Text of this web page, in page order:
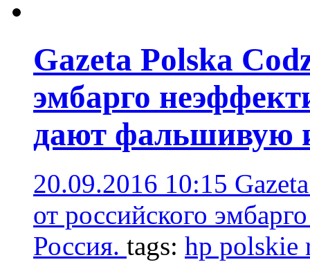
Gazeta Polska
эмбарго
дают фальшивую
20.09.2016 10:15
от российского
Россия. tags: hp polskie